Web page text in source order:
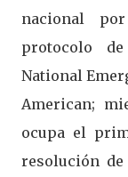
nacional
protocolo
National
American;
ocupa el
resolución